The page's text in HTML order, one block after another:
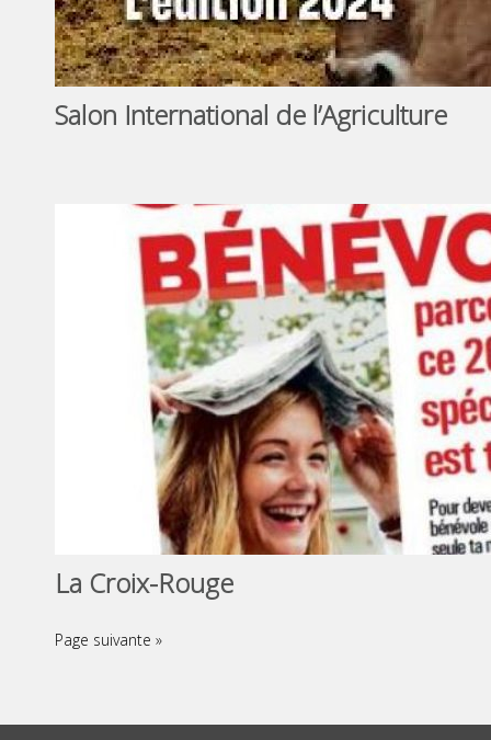
Salon International de l’Agriculture
La Croix-Rouge
Page suivante »